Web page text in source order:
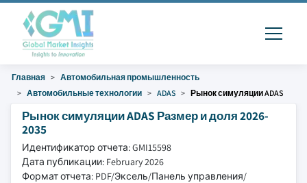
Главная
Автомобильная промышленность
Автомобильные технологии
ADAS Рынок симуляции ADAS
Рынок симуляции ADAS Размер и доля 2026-
2035
Идентификатор отчета: GMI15598
Дата публикации: February 2026
Формат отчета: PDF/Эксель/Панель управления/